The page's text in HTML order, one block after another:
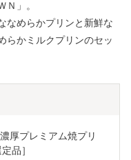
」。
なめらかプリンと新鮮な
らかミルクプリンのセッ
厚プレミアム焼プリ
品］